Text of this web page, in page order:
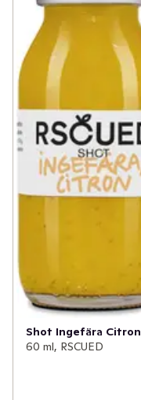
Shot Ingefära Citron
60 ml, RSCUED